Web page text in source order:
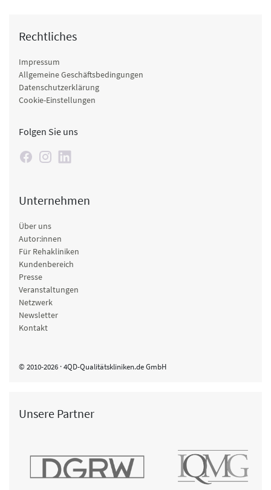
Rechtliches
Impressum
Allgemeine Geschäftsbedingungen
Datenschutzerklärung
Cookie-Einstellungen
Folgen Sie uns
Unternehmen
Über uns
Autor:innen
Für Rehakliniken
Kundenbereich
Presse
Veranstaltungen
Netzwerk
Newsletter
Kontakt
© 2010-2026 · 4QD-Qualitätskliniken.de GmbH
Unsere Partner